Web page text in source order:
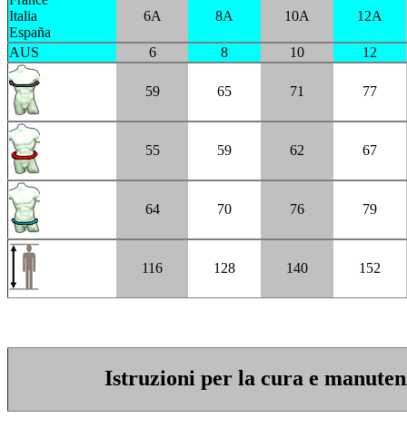
Italia
España
6A 8A 10A 12A
AUS 6 8 10 12
59 65 71 77
55 59 62 67
64 70 76 79
116 128 140 152
Istruzioni per la cura e